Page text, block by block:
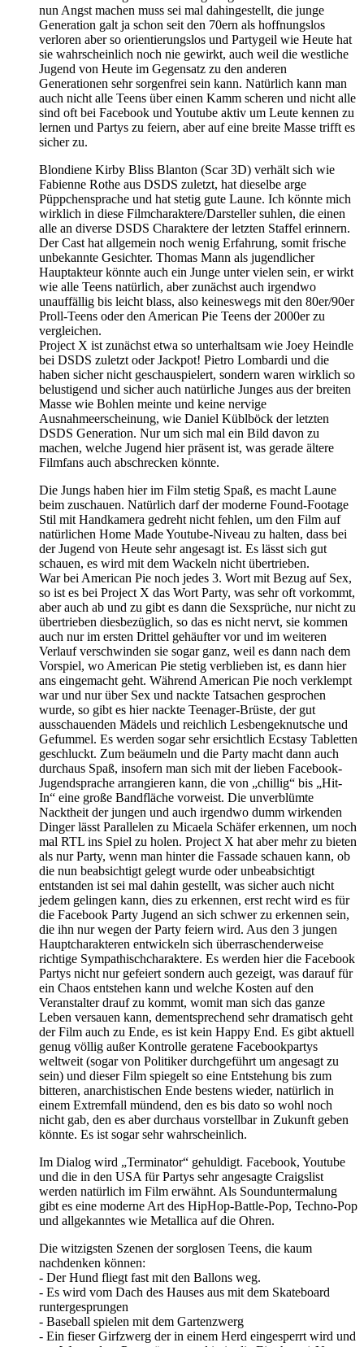
nun Angst machen muss sei mal dahingestellt, die junge
Generation galt ja schon seit den 70ern als hoffnungslos
verloren aber so orientierungslos und Partygeil wie Heute hat
sie wahrscheinlich noch nie gewirkt, auch weil die westliche
Jugend von Heute im Gegensatz zu den anderen
Generationen sehr sorgenfrei sein kann. Natürlich kann man
auch nicht alle Teens über einen Kamm scheren und nicht alle
sind oft bei Facebook und Youtube aktiv um Leute kennen zu
lernen und Partys zu feiern, aber auf eine breite Masse trifft es
sicher zu.
Blondiene Kirby Bliss Blanton (Scar 3D) verhält sich wie
Fabienne Rothe aus DSDS zuletzt, hat dieselbe arge
Püppchensprache und hat stetig gute Laune. Ich könnte mich
wirklich in diese Filmcharaktere/Darsteller suhlen, die einen
alle an diverse DSDS Charaktere der letzten Staffel erinnern.
Der Cast hat allgemein noch wenig Erfahrung, somit frische
unbekannte Gesichter. Thomas Mann als jugendlicher
Hauptakteur könnte auch ein Junge unter vielen sein, er wirkt
wie alle Teens natürlich, aber zunächst auch irgendwo
unauffällig bis leicht blass, also keineswegs mit den 80er/90er
Proll-Teens oder den American Pie Teens der 2000er zu
vergleichen.
Project X ist zunächst etwa so unterhaltsam wie Joey Heindle
bei DSDS zuletzt oder Jackpot! Pietro Lombardi und die
haben sicher nicht geschauspielert, sondern waren wirklich so
belustigend und sicher auch natürliche Junges aus der breiten
Masse wie Bohlen meinte und keine nervige
Ausnahmeerscheinung, wie Daniel Küblböck der letzten
DSDS Generation. Nur um sich mal ein Bild davon zu
machen, welche Jugend hier präsent ist, was gerade ältere
Filmfans auch abschrecken könnte.
Die Jungs haben hier im Film stetig Spaß, es macht Laune
beim zuschauen. Natürlich darf der moderne Found-Footage
Stil mit Handkamera gedreht nicht fehlen, um den Film auf
natürlichen Home Made Youtube-Niveau zu halten, dass bei
der Jugend von Heute sehr angesagt ist. Es lässt sich gut
schauen, es wird mit dem Wackeln nicht übertrieben.
War bei American Pie noch jedes 3. Wort mit Bezug auf Sex,
so ist es bei Project X das Wort Party, was sehr oft vorkommt,
aber auch ab und zu gibt es dann die Sexsprüche, nur nicht zu
übertrieben diesbezüglich, so das es nicht nervt, sie kommen
auch nur im ersten Drittel gehäufter vor und im weiteren
Verlauf verschwinden sie sogar ganz, weil es dann nach dem
Vorspiel, wo American Pie stetig verblieben ist, es dann hier
ans eingemacht geht. Während American Pie noch verklempt
war und nur über Sex und nackte Tatsachen gesprochen
wurde, so gibt es hier nackte Teenager-Brüste, der gut
ausschauenden Mädels und reichlich Lesbengeknutsche und
Gefummel. Es werden sogar sehr ersichtlich Ecstasy Tabletten
geschluckt. Zum beäumeln und die Party macht dann auch
durchaus Spaß, insofern man sich mit der lieben Facebook-
Jugendsprache arrangieren kann, die von „chillig“ bis „Hit-
In“ eine große Bandfläche vorweist. Die unverblümte
Nacktheit der jungen und auch irgendwo dumm wirkenden
Dinger lässt Parallelen zu Micaela Schäfer erkennen, um noch
mal RTL ins Spiel zu holen. Project X hat aber mehr zu bieten
als nur Party, wenn man hinter die Fassade schauen kann, ob
die nun beabsichtigt gelegt wurde oder unbeabsichtigt
entstanden ist sei mal dahin gestellt, was sicher auch nicht
jedem gelingen kann, dies zu erkennen, erst recht wird es für
die Facebook Party Jugend an sich schwer zu erkennen sein,
die ihn nur wegen der Party feiern wird. Aus den 3 jungen
Hauptcharakteren entwickeln sich überraschenderweise
richtige Sympathischcharaktere. Es werden hier die Facebook
Partys nicht nur gefeiert sondern auch gezeigt, was darauf für
ein Chaos entstehen kann und welche Kosten auf den
Veranstalter drauf zu kommt, womit man sich das ganze
Leben versauen kann, dementsprechend sehr dramatisch geht
der Film auch zu Ende, es ist kein Happy End. Es gibt aktuell
genug völlig außer Kontrolle geratene Facebookpartys
weltweit (sogar von Politiker durchgeführt um angesagt zu
sein) und dieser Film spiegelt so eine Entstehung bis zum
bitteren, anarchistischen Ende bestens wieder, natürlich in
einem Extremfall mündend, den es bis dato so wohl noch
nicht gab, den es aber durchaus vorstellbar in Zukunft geben
könnte. Es ist sogar sehr wahrscheinlich.
Im Dialog wird „Terminator“ gehuldigt. Facebook, Youtube
und die in den USA für Partys sehr angesagte Craigslist
werden natürlich im Film erwähnt. Als Sounduntermalung
gibt es eine moderne Art des HipHop-Battle-Pop, Techno-Pop
und allgekanntes wie Metallica auf die Ohren.
Die witzigsten Szenen der sorglosen Teens, die kaum
nachdenken können:
- Der Hund fliegt fast mit den Ballons weg.
- Es wird vom Dach des Hauses aus mit dem Skateboard
runtergesprungen
- Baseball spielen mit dem Gartenzwerg
- Ein fieser Girfzwerg der in einem Herd eingesperrt wird und